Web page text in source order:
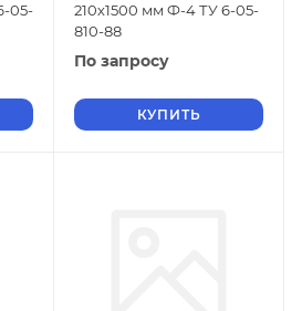
05-
210х1500 мм Ф-4 ТУ 6-05-
810-88
По запросу
КУПИТЬ